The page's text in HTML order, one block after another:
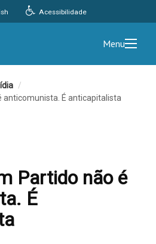
Acessibilidade
Menu
/
anticomunista. É anticapitalista
Partido não é
É